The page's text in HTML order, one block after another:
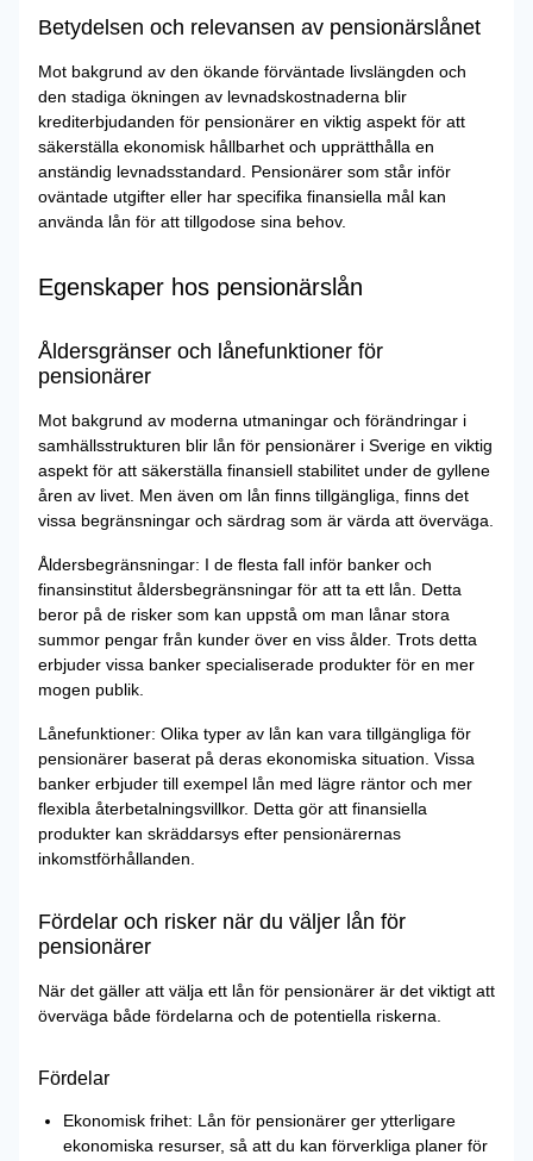
Betydelsen och relevansen av pensionärslånet
Mot bakgrund av den ökande förväntade livslängden och
den stadiga ökningen av levnadskostnaderna blir
krediterbjudanden för pensionärer en viktig aspekt för att
säkerställa ekonomisk hållbarhet och upprätthålla en
anständig levnadsstandard. Pensionärer som står inför
oväntade utgifter eller har specifika finansiella mål kan
använda lån för att tillgodose sina behov.
Egenskaper hos pensionärslån
Åldersgränser och lånefunktioner för
pensionärer
Mot bakgrund av moderna utmaningar och förändringar i
samhällsstrukturen blir lån för pensionärer i Sverige en viktig
aspekt för att säkerställa finansiell stabilitet under de gyllene
åren av livet. Men även om lån finns tillgängliga, finns det
vissa begränsningar och särdrag som är värda att överväga.
Åldersbegränsningar: I de flesta fall inför banker och
finansinstitut åldersbegränsningar för att ta ett lån. Detta
beror på de risker som kan uppstå om man lånar stora
summor pengar från kunder över en viss ålder. Trots detta
erbjuder vissa banker specialiserade produkter för en mer
mogen publik.
Lånefunktioner: Olika typer av lån kan vara tillgängliga för
pensionärer baserat på deras ekonomiska situation. Vissa
banker erbjuder till exempel lån med lägre räntor och mer
flexibla återbetalningsvillkor. Detta gör att finansiella
produkter kan skräddarsys efter pensionärernas
inkomstförhållanden.
Fördelar och risker när du väljer lån för
pensionärer
När det gäller att välja ett lån för pensionärer är det viktigt att
överväga både fördelarna och de potentiella riskerna.
Fördelar
Ekonomisk frihet: Lån för pensionärer ger ytterligare
ekonomiska resurser, så att du kan förverkliga planer för